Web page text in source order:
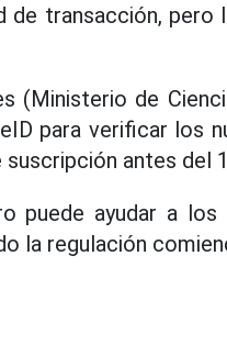
transacción, pero
(Ministerio de
para verificar los
antes del
puede ayudar a
la regulación